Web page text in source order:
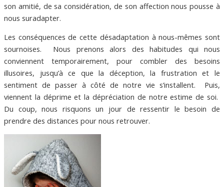
son amitié, de sa considération, de son affection nous pousse à
nous suradapter.
Les conséquences de cette désadaptation à nous-mêmes sont
sournoises. Nous prenons alors des habitudes qui nous
conviennent temporairement, pour combler des besoins
illusoires, jusqu’à ce que la déception, la frustration et le
sentiment de passer à côté de notre vie s’installent. Puis,
viennent la déprime et la dépréciation de notre estime de soi.
Du coup, nous risquons un jour de ressentir le besoin de
prendre des distances pour nous retrouver.